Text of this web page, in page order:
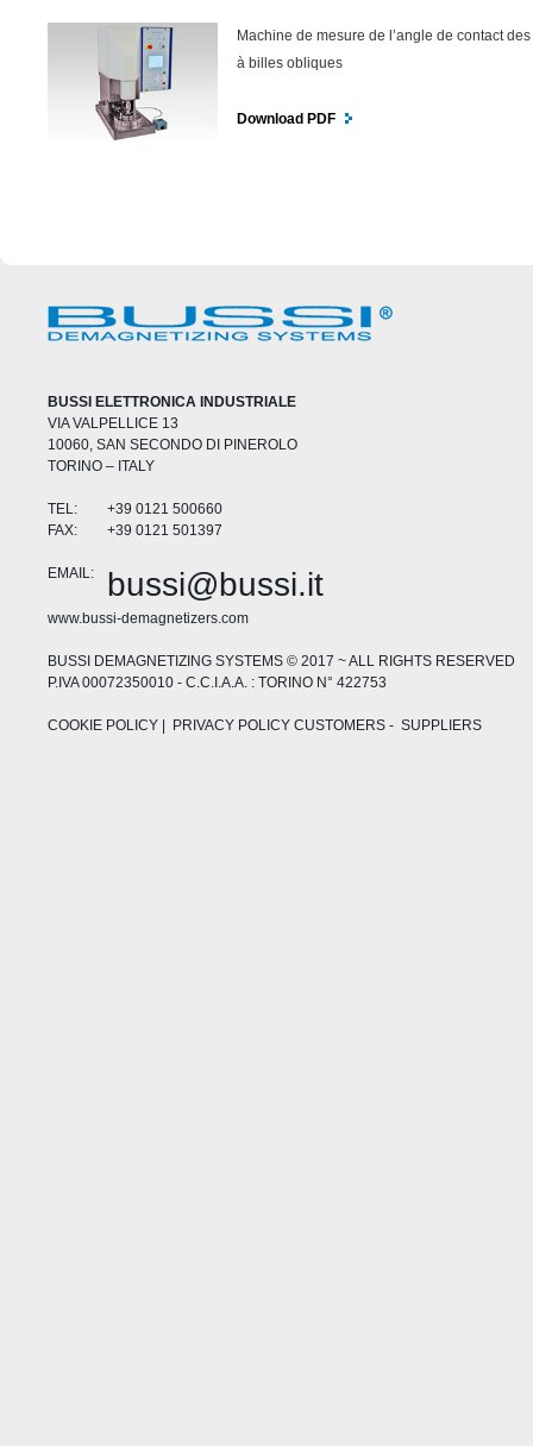
Machine de mesure de l’angle de contact
à billes obliques
Download PDF
BUSSI ELETTRONICA INDUSTRIALE
VIA VALPELLICE 13
10060, SAN SECONDO DI PINEROLO
TORINO – ITALY
TEL:
+39 0121 500660
FAX:
+39 0121 501397
EMAIL: bussi@bussi.it
www.bussi-demagnetizers.com
BUSSI DEMAGNETIZING SYSTEMS © 2017 ~ ALL RIGHTS RESERVED
P.IVA 00072350010 - C.C.I.A.A. : TORINO N° 422753
COOKIE POLICY | PRIVACY POLICY CUSTOMERS - SUPPLIERS